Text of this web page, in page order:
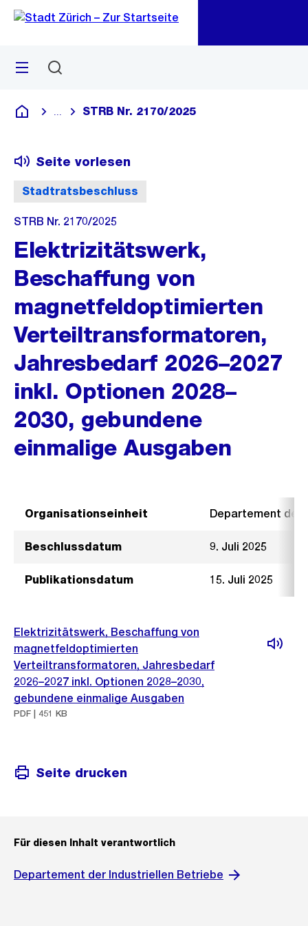
Navigation
Sprunglink
Menü
Deutsch
Blende alle Breadcrumbs ein
STRB Nr. 2170/2025
Stadtratsbeschluss
Seite vorlesen
STRB Nr. 2170/2025
Elektrizitätswerk,
Beschaffung von
magnetfeldoptimierten
Verteiltransformatoren,
Jahresbedarf 2026–2027
inkl. Optionen 2028–
2030, gebundene
einmalige Ausgaben
Organisationseinheit Departement der
Beschlussdatum 9. Juli 2025
Publikationsdatum 15. Juli 2025
Elektrizitätswerk, Beschaffung von
magnetfeldoptimierten
Verteiltransformatoren, Jahresbedarf
2026–2027 inkl. Optionen 2028–2030,
gebundene einmalige Ausgaben
PDF | 451 KB
Seite drucken
Für diesen Inhalt verantwortlich
Departement der Industriellen Betriebe